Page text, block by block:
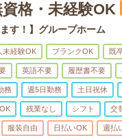
格・未経験OK
ます！】グループホーム
未経験OK ブランクOK 既
英語不要 履歴書不要
務 週5日勤務 土日祝休
残業なし シフト 交
服装自由 日払いOK 週払